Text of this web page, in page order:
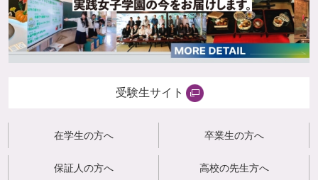
受験生サイト
在学生の方へ 卒業生の方へ
保証人の方へ 高校の先生方へ